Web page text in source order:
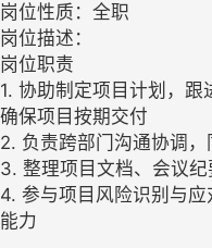
岗位性质：全职
岗位描述：
岗位职责
1. 协助制定项目计划，跟
确保项目按期交付
2. 负责跨部门沟通协调
3. 整理项目文档、会议
4. 参与项目风险识别与
能力